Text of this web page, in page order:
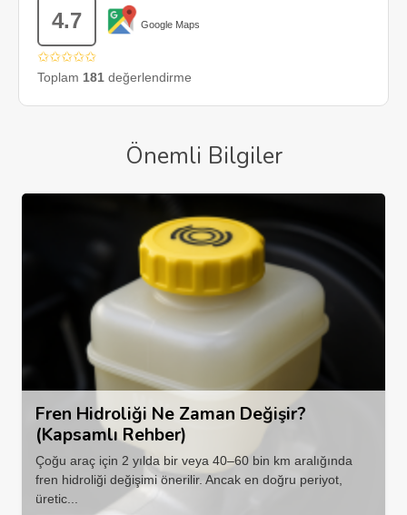
4.7 Google Maps
✩✩✩✩✩
Toplam 181 değerlendirme
Önemli Bilgiler
Fren Hidroliği Ne Zaman Değişir?
(Kapsamlı Rehber)
Çoğu araç için 2 yılda bir veya 40–60 bin km aralığında
fren hidroliği değişimi önerilir. Ancak en doğru periyot,
üretic...